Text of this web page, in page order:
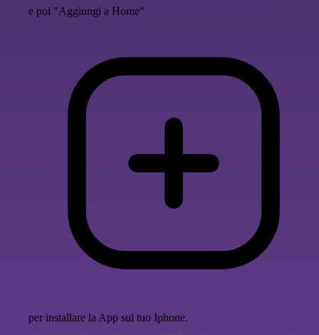
e poi "Aggiungi a Home"
per installare la App sul tuo Iphone.